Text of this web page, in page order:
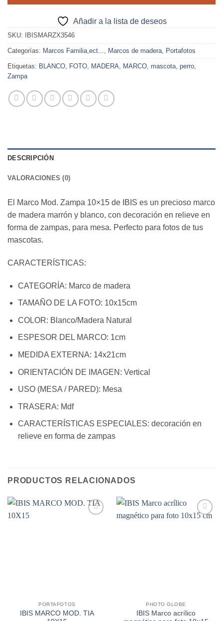
Añadir a la lista de deseos
SKU: IBISMARZX3546
Categorías: Marcos Familia,ect..., Marcos de madera, Portafotos
Etiquetas: BLANCO, FOTO, MADERA, MARCO, mascota, perro,
Zampa
DESCRIPCIÓN
VALORACIONES (0)
El Marco Mod. Zampa 10×15 de IBIS es un precioso marco
de madera marrón y blanco, con decoración en relieve en
forma de zampas, para mesa. Perfecto para fotos de tus
mascotas.
CARACTERÍSTICAS:
CATEGORÍA: Marco de madera
TAMAÑO DE LA FOTO: 10x15cm
COLOR: Blanco/Madera Natural
ESPESOR DEL MARCO: 1cm
MEDIDA EXTERNA: 14x21cm
ORIENTACIÓN DE IMAGEN: Vertical
USO (MESA / PARED): Mesa
TRASERA: Mdf
CARACTERÍSTICAS ESPECIALES: decoración en
relieve en forma de zampas
PRODUCTOS RELACIONADOS
PORTAFOTOS
IBIS MARCO MOD. TIA
PHOTO GLOBE
IBIS Marco acrílico